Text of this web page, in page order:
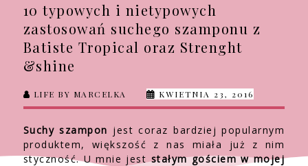
10 typowych i nietypowych
zastosowań suchego szamponu z
Batiste Tropical oraz Strenght
&shine
LIFE BY MARCELKA KWIETNIA 23, 2016
Suchy szampon jest coraz bardziej popularnym
produktem, większość z nas miała już z nim
styczność. U mnie jeststałym gościem w mojej